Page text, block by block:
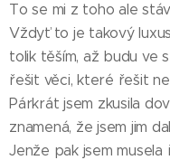
To se mi z toho ale
Vždyť to je takový
tolik těším, až budu ve
řešit věci, které řešit
Párkrát jsem zkusila
znamená, že jsem jim
Jenže pak jsem